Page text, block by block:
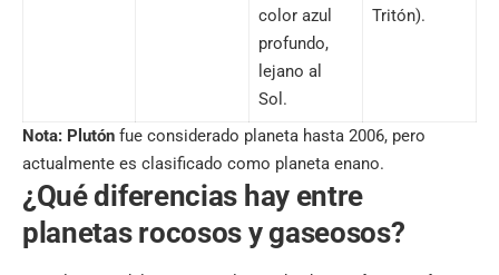
color azul
profundo,
lejano al
Sol.
Tritón).
Nota: Plutón fue considerado planeta hasta 2006, pero
actualmente es clasificado como planeta enano.
¿Qué diferencias hay entre
planetas rocosos y gaseosos?